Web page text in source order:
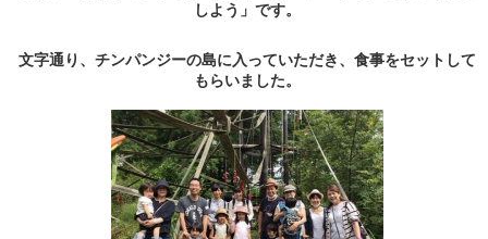
しよう」です。
文字通り、チンパンジーの島に入っていただき、食事をセットして
もらいました。